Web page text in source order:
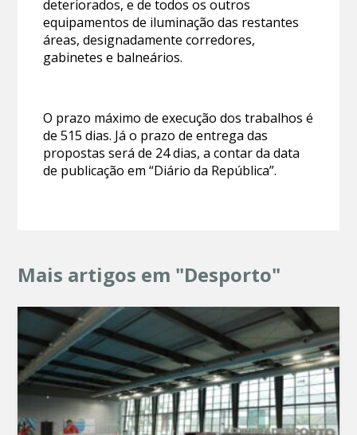
deteriorados, e de todos os outros
equipamentos de iluminação das restantes
áreas, designadamente corredores,
gabinetes e balneários.
O prazo máximo de execução dos trabalhos é
de 515 dias. Já o prazo de entrega das
propostas será de 24 dias, a contar da data
de publicação em “Diário da República”.
Mais artigos em "Desporto"